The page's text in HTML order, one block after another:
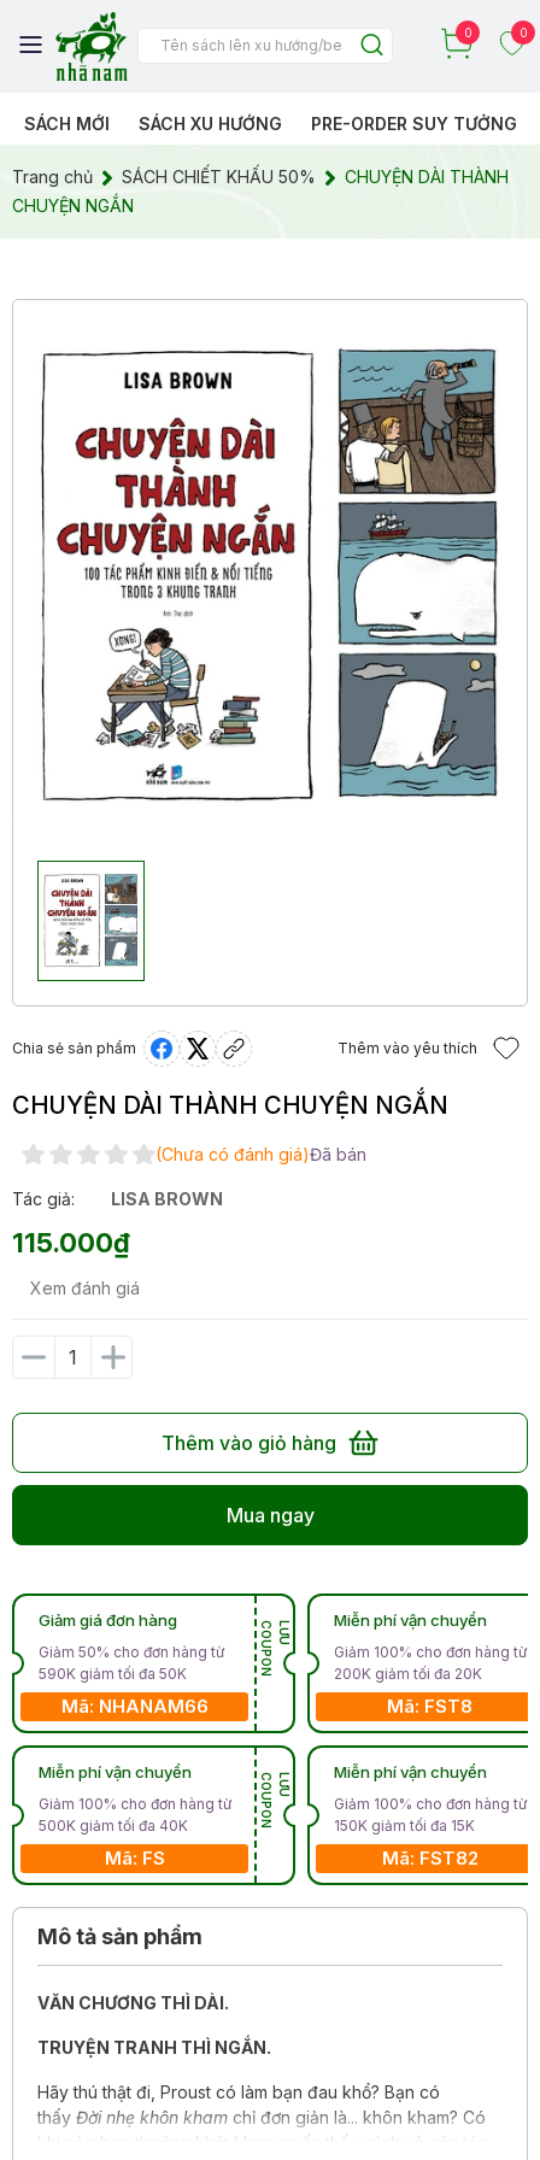
0 0
SÁCH MỚI SÁCH XU HƯỚNG PRE-ORDER SUY TƯỞNG
Trang chủ SÁCH CHIẾT KHẤU 50%
CHUYỆN DÀI THÀNH
CHUYỆN NGẮN
Chia sẻ sản phẩm Thêm vào yêu thích
CHUYỆN DÀI THÀNH CHUYỆN NGẮN
(Chưa có đánh giá)Đã bán
Tác giả: LISA BROWN
115.000₫
Xem đánh giá
Thêm vào giỏ hàng
Mua ngay
Giảm giá đơn hàng
Giảm 50% cho đơn hàng từ
590K giảm tối đa 50K
Mã: NHANAM66
L
Ư
U
C
O
U
P
O
N
Miễn phí vận chuyển
Giảm 100% cho đơn hàng từ
500K giảm tối đa 40K
Mã: FS
L
Ư
U
C
O
U
P
O
N
Miễn phí vận chuyển
Giảm 100% cho đơn hàng từ
200K giảm tối đa 20K
Mã: FST8
Miễn phí vận chuyển
Giảm 100% cho đơn hàng từ
150K giảm tối đa 15K
Mã: FST82
Mô tả sản phẩm
VĂN CHƯƠNG THÌ DÀI.
TRUYỆN TRANH THÌ NGẮN.
Hãy thú thật đi, Proust có làm bạn đau khổ? Bạn có
thấy Đời nhẹ khôn kham chỉ đơn giản là... khôn kham? Có
khi nào bạn thoáng khát khao muốn thấy mình và các tác